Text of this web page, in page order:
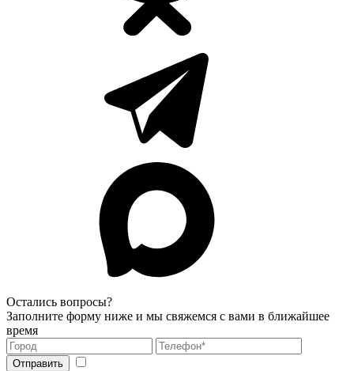
Остались вопросы?
Заполните форму ниже и мы свяжемся с вами в ближайшее
время